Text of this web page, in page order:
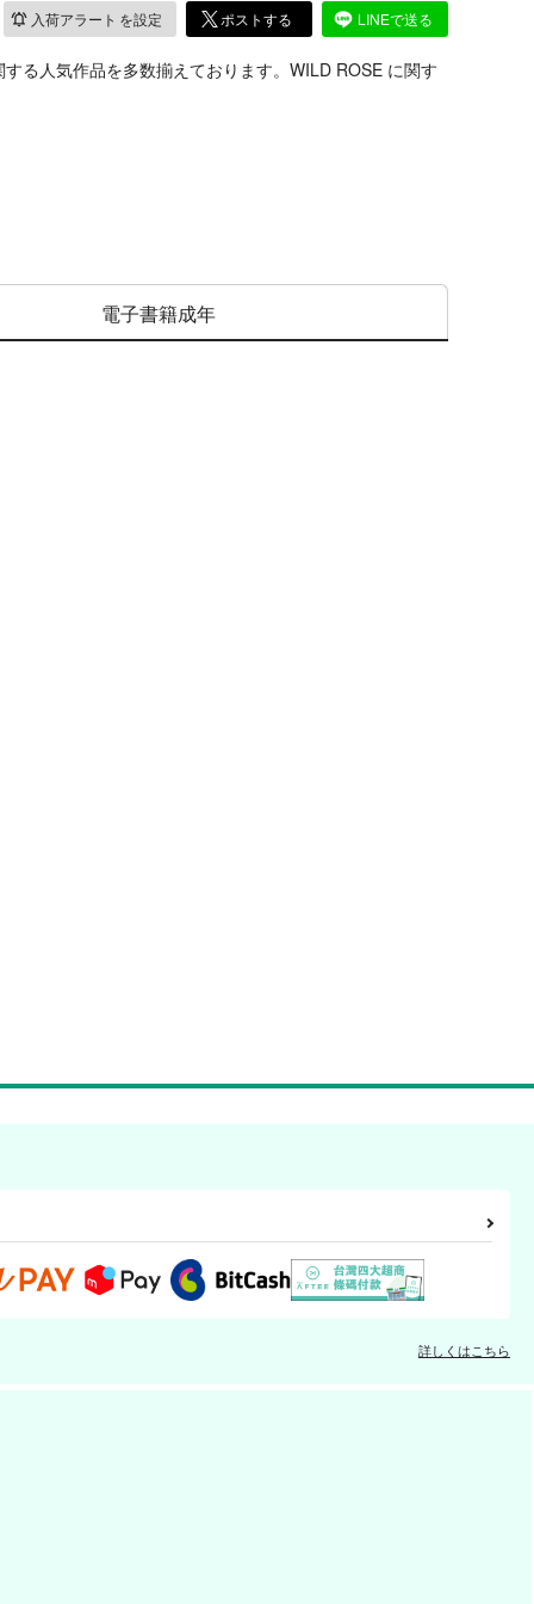
入荷アラート を設定 ポストする LINEで送る
する人気作品を多数揃えております。WILD ROSE に関す
電子書籍成年
詳しくはこちら